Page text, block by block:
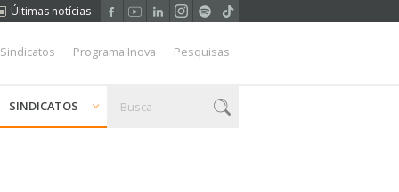
Últimas notícias
Programa Inova Pesquisas
SINDICATOS